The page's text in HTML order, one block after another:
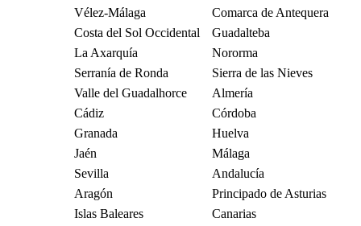
Vélez-Málaga
Comarca de Antequera
Costa del Sol Occidental
Guadalteba
La Axarquía
Nororma
Serranía de Ronda
Sierra de las Nieves
Valle del Guadalhorce
Almería
Cádiz
Córdoba
Granada
Huelva
Jaén
Málaga
Sevilla
Andalucía
Aragón
Principado de Asturias
Islas Baleares
Canarias